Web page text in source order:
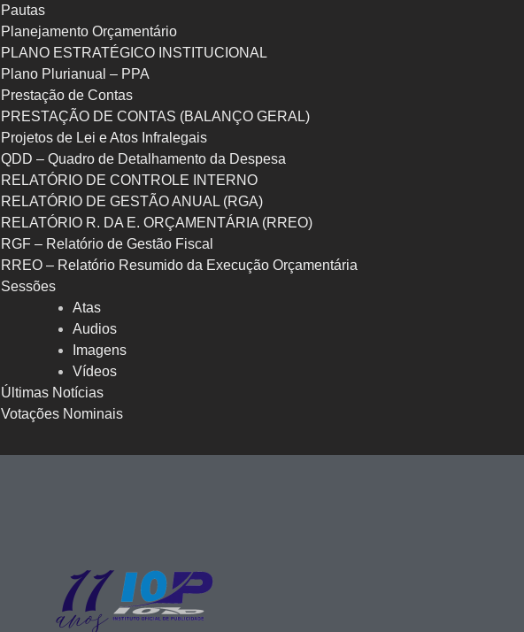
Pautas
Planejamento Orçamentário
PLANO ESTRATÉGICO INSTITUCIONAL
Plano Plurianual – PPA
Prestação de Contas
PRESTAÇÃO DE CONTAS (BALANÇO GERAL)
Projetos de Lei e Atos Infralegais
QDD – Quadro de Detalhamento da Despesa
RELATÓRIO DE CONTROLE INTERNO
RELATÓRIO DE GESTÃO ANUAL (RGA)
RELATÓRIO R. DA E. ORÇAMENTÁRIA (RREO)
RGF – Relatório de Gestão Fiscal
RREO – Relatório Resumido da Execução Orçamentária
Sessões
Atas
Audios
Imagens
Vídeos
Últimas Notícias
Votações Nominais